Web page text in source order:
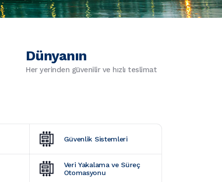
Dünyanın
Her yerinden güvenilir ve hızlı teslimat
Güvenlik Sistemleri
Veri Yakalama ve Süreç
Otomasyonu